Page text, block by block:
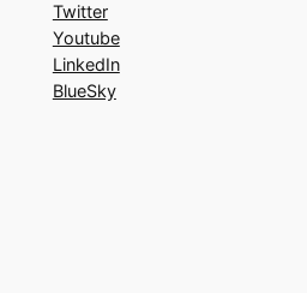
Twitter
Youtube
LinkedIn
BlueSky